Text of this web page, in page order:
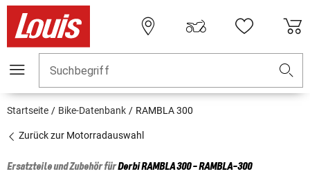
Suchbegriff
Startseite Bike-Datenbank RAMBLA 300
Zurück zur Motorradauswahl
Ersatzteile und Zubehör fürDerbiRAMBLA 300 - RAMBLA-300